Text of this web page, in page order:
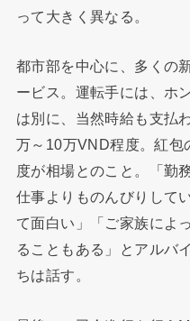
って大きく異なる。
都市部を中心に、多くの
ービス。運転手には、ホ
は別に、当然時給も支払
万～10万VND程度。紅包
度が相場とのこと。「勤
仕事よりものんびりして
て面白い」「ご家族によ
ることもある」とアルバ
ちは話す。